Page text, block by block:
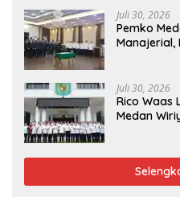
Juli 30, 2026
Pemko
Manajerial,
Juli 30, 2026
Rico Waas
Medan